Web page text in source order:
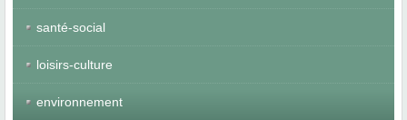
santé-social
loisirs-culture
environnement